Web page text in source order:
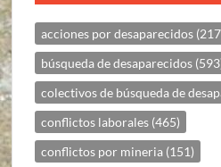
acciones por desaparecidos
búsqueda de desaparecidos
colectivos de búsqueda de
conflictos laborales (465)
conflictos por mineria (151)